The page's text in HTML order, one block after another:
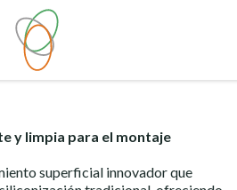
y limpia para el montaje
superficial innovador que